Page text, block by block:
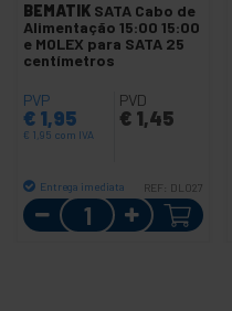
BEMATIK SATA Cabo de
Alimentação 15:00 15:00
e MOLEX para SATA 25
centímetros
PVP
€ 1,95
€ 1,95 com IVA
PVD
€1,45
Entrega imediata REF: DL027
Quantidade